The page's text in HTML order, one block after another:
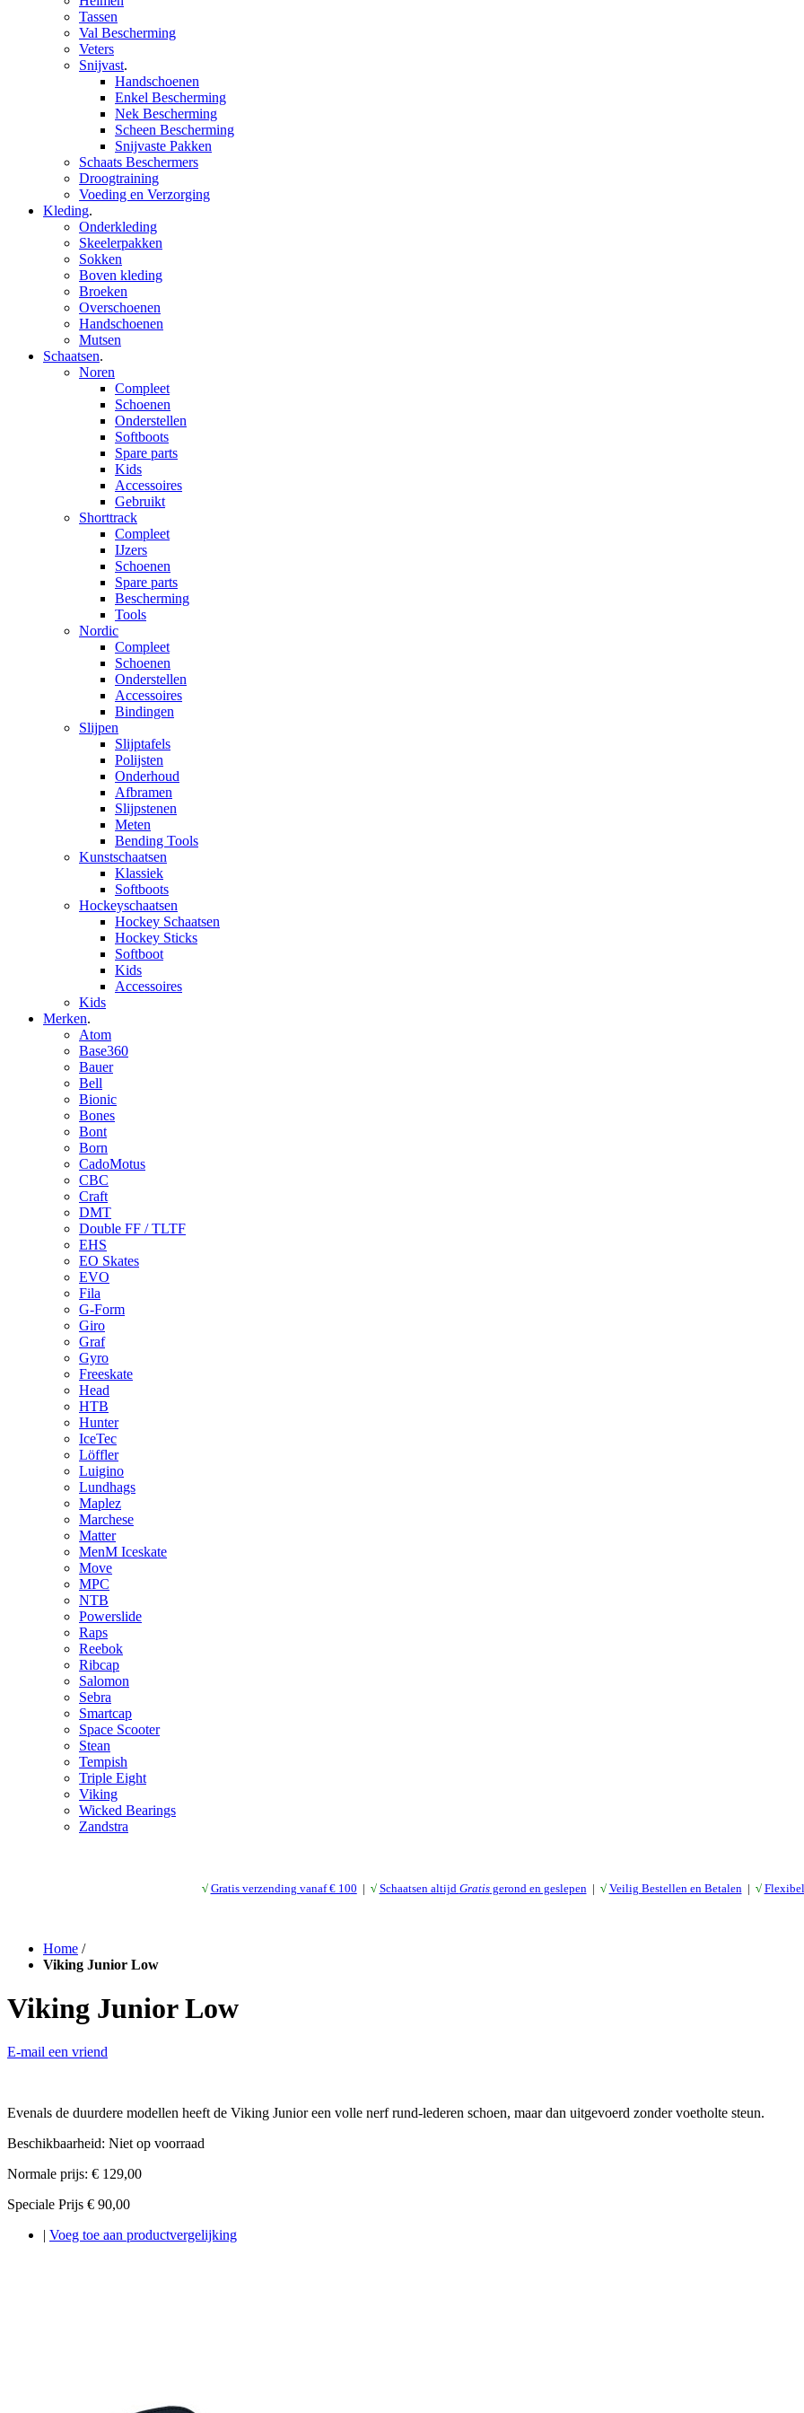
Tassen
Val Bescherming
Veters
Snijvast.
Handschoenen
Enkel Bescherming
Nek Bescherming
Scheen Bescherming
Snijvaste Pakken
Schaats Beschermers
Droogtraining
Voeding en Verzorging
Kleding.
Onderkleding
Skeelerpakken
Sokken
Boven kleding
Broeken
Overschoenen
Handschoenen
Mutsen
Schaatsen.
Noren
Compleet
Schoenen
Onderstellen
Softboots
Spare parts
Kids
Accessoires
Gebruikt
Shorttrack
Compleet
IJzers
Schoenen
Spare parts
Bescherming
Tools
Nordic
Compleet
Schoenen
Onderstellen
Accessoires
Bindingen
Slijpen
Slijptafels
Polijsten
Onderhoud
Afbramen
Slijpstenen
Meten
Bending Tools
Kunstschaatsen
Klassiek
Softboots
Hockeyschaatsen
Hockey Schaatsen
Hockey Sticks
Softboot
Kids
Accessoires
Kids
Merken.
Atom
Base360
Bauer
Bell
Bionic
Bones
Bont
Born
CadoMotus
CBC
Craft
DMT
Double FF / TLTF
EHS
EO Skates
EVO
Fila
G-Form
Giro
Graf
Gyro
Freeskate
Head
HTB
Hunter
IceTec
Löffler
Luigino
Lundhags
Maplez
Marchese
Matter
MenM Iceskate
Move
MPC
NTB
Powerslide
Raps
Reebok
Ribcap
Salomon
Sebra
Smartcap
Space Scooter
Stean
Tempish
Triple Eight
Viking
Wicked Bearings
Zandstra
√ Gratis verzending vanaf € 100 | √ Schaatsen altijd Gratisgerond en geslepen | √ Veilig Bestellen en Betalen | √
Home /
Viking Junior Low
Viking Junior Low
E-mail een vriend
Evenals de duurdere modellen heeft de Viking Junior een volle nerf rund-lederen schoen, maar dan uitgevoerd zonder voetholte steun.
Beschikbaarheid: Niet op voorraad
Normale prijs: € 129,00
Speciale Prijs € 90,00
Voeg toe aan productvergelijking